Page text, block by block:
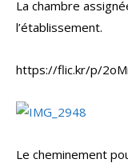
La chambre
l’établissement.
https://flic.kr/p/
Le cheminement